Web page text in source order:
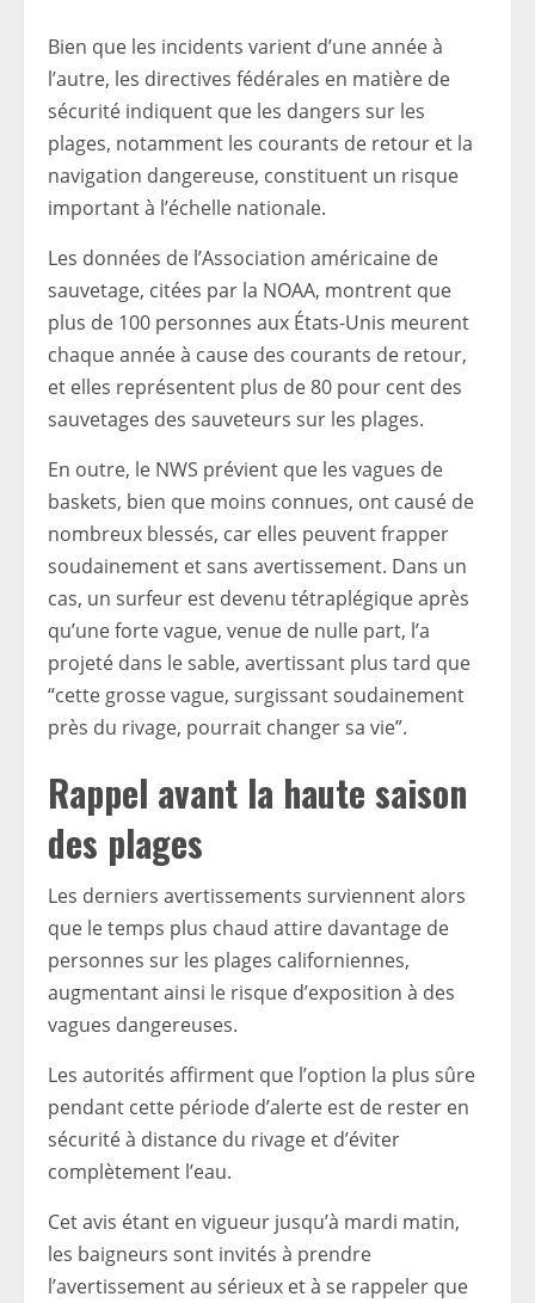
Bien que les incidents varient d’une année à
l’autre, les directives fédérales en matière de
sécurité indiquent que les dangers sur les
plages, notamment les courants de retour et la
navigation dangereuse, constituent un risque
important à l’échelle nationale.
Les données de l’Association américaine de
sauvetage, citées par la NOAA, montrent que
plus de 100 personnes aux États-Unis meurent
chaque année à cause des courants de retour,
et elles représentent plus de 80 pour cent des
sauvetages des sauveteurs sur les plages.
En outre, le NWS prévient que les vagues de
baskets, bien que moins connues, ont causé de
nombreux blessés, car elles peuvent frapper
soudainement et sans avertissement. Dans un
cas, un surfeur est devenu tétraplégique après
qu’une forte vague, venue de nulle part, l’a
projeté dans le sable, avertissant plus tard que
“cette grosse vague, surgissant soudainement
près du rivage, pourrait changer sa vie”.
Rappel avant la haute saison
des plages
Les derniers avertissements surviennent alors
que le temps plus chaud attire davantage de
personnes sur les plages californiennes,
augmentant ainsi le risque d’exposition à des
vagues dangereuses.
Les autorités affirment que l’option la plus sûre
pendant cette période d’alerte est de rester en
sécurité à distance du rivage et d’éviter
complètement l’eau.
Cet avis étant en vigueur jusqu’à mardi matin,
les baigneurs sont invités à prendre
l’avertissement au sérieux et à se rappeler que